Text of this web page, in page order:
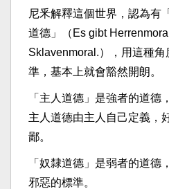
尼釆解釋這個世界，認為有
道德」（Es gibt
Sklavenmoral.），用這種
準，基本上就會豁然開朗。
「主人道德」是強者的道德
主人道德由主人自己定義，
鄙。
「奴隸道德」是弱者的道德
邪惡的標準。